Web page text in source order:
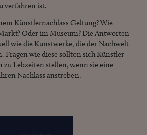
verfahren ist.
Künstlernachlass Geltung? Wie
Oder im Museum? Die Antworten
wie die Kunstwerke, die der Nachwelt
Fragen wie diese sollten sich Künstler
zu Lebzeiten stellen, wenn sie eine
Nachlass anstreben.